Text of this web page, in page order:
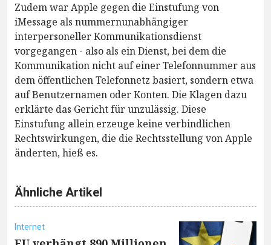
Zudem war Apple gegen die Einstufung von
iMessage als nummernunabhängiger
interpersoneller Kommunikationsdienst
vorgegangen - also als ein Dienst, bei dem die
Kommunikation nicht auf einer Telefonnummer aus
dem öffentlichen Telefonnetz basiert, sondern etwa
auf Benutzernamen oder Konten. Die Klagen dazu
erklärte das Gericht für unzulässig. Diese
Einstufung allein erzeuge keine verbindlichen
Rechtswirkungen, die die Rechtsstellung von Apple
änderten, hieß es.
Ähnliche Artikel
Internet